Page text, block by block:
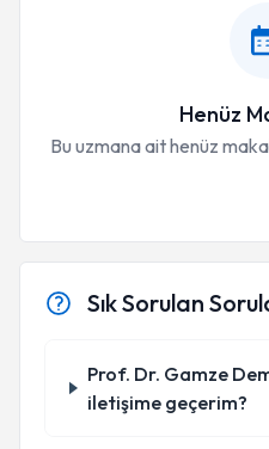
Henüz
Bu uzmana ait henüz
Sık Sorulan
Prof. Dr. Gamze
iletişime geçerim?